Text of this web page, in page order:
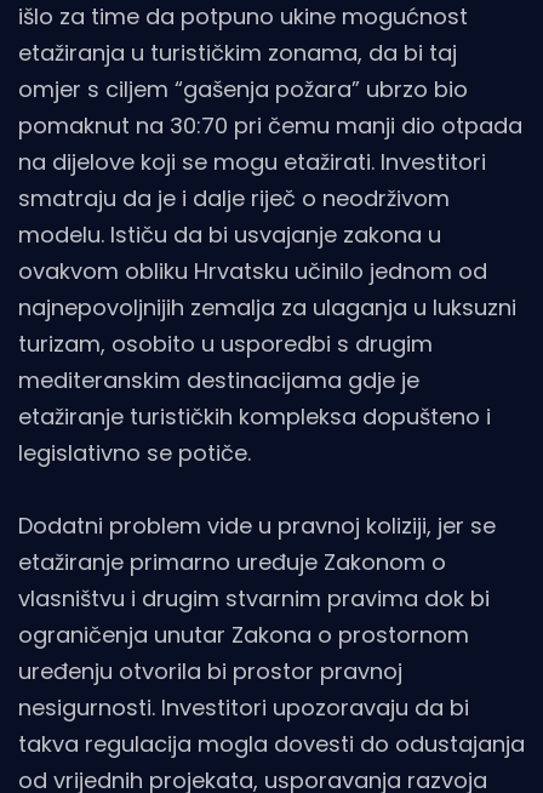
išlo za time da potpuno ukine mogućnost
etažiranja u turističkim zonama, da bi taj
omjer s ciljem “gašenja požara” ubrzo bio
pomaknut na 30:70 pri čemu manji dio otpada
na dijelove koji se mogu etažirati. Investitori
smatraju da je i dalje riječ o neodrživom
modelu. Ističu da bi usvajanje zakona u
ovakvom obliku Hrvatsku učinilo jednom od
najnepovoljnijih zemalja za ulaganja u luksuzni
turizam, osobito u usporedbi s drugim
mediteranskim destinacijama gdje je
etažiranje turističkih kompleksa dopušteno i
legislativno se potiče.
Dodatni problem vide u pravnoj koliziji, jer se
etažiranje primarno uređuje Zakonom o
vlasništvu i drugim stvarnim pravima dok bi
ograničenja unutar Zakona o prostornom
uređenju otvorila bi prostor pravnoj
nesigurnosti. Investitori upozoravaju da bi
takva regulacija mogla dovesti do odustajanja
od vrijednih projekata, usporavanja razvoja